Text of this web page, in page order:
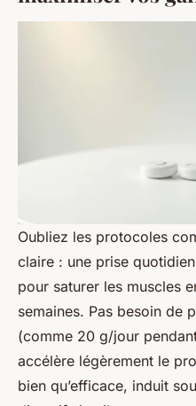
Oubliez les protocoles
claire : une prise
pour saturer les muscles
semaines. Pas besoin de
(comme 20 g/jour
accélère légèrement le
bien qu’efficace, induit